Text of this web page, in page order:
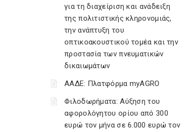
για τη διαχείριση και ανάδειξη
της πολιτιστικής κληρονομιάς,
την ανάπτυξη του
οπτικοακουστικού τομέα και την
προστασία των πνευματικών
δικαιωμάτων
ΑΑΔΕ: Πλατφόρμα myAGRO
Φιλοδωρήματα: Αύξηση του
αφορολόγητου ορίου από 300
ευρώ τον μήνα σε 6.000 ευρώ τον